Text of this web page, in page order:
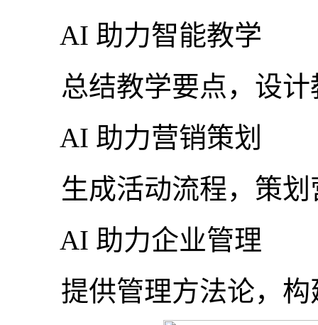
AI 助力智能教学
总结教学要点，设计
AI 助力营销策划
生成活动流程，策划
AI 助力企业管理
提供管理方法论，构